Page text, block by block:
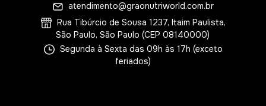
atendimento@graonutriworld.com.br
Rua Tibúrcio de Sousa 1237, Itaim Paulista,
São Paulo, São Paulo (CEP 08140000)
Segunda à Sexta das 09h às 17h (exceto
feriados)